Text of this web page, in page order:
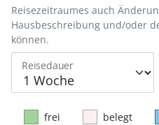
Reisedauer
Reisezeitraumes auch
Hausbeschreibung und/oder
können.
frei belegt